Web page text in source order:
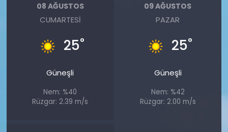
08 AĞUSTOS
CUMARTESI
25°
Güneşli
Nem: %40
Rüzgar: 2.39 m/s
09 AĞUSTOS
PAZAR
25°
Güneşli
Nem: %42
Rüzgar: 2.00 m/s